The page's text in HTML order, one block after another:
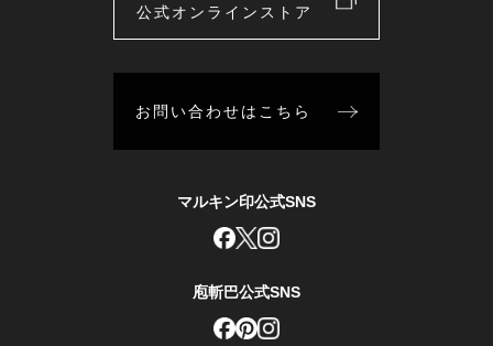
公式オンラインストア
お問い合わせはこちら
マルキン印公式SNS
庖斬巴公式SNS